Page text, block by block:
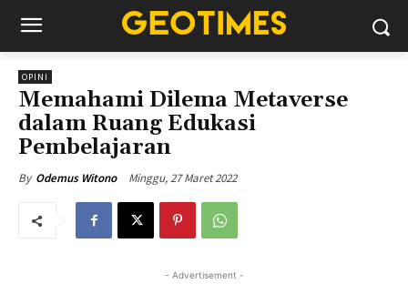
OPINI
Memahami Dilema Metaverse
dalam Ruang Edukasi
Pembelajaran
By Odemus Witono Minggu, 27 Maret 2022
- Advertisement -